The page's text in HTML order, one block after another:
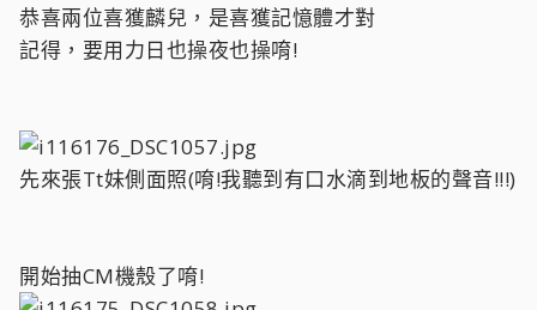
恭喜兩位喜獲麟兒，是喜獲記憶體才對
記得，要用力日也操夜也操唷!
先來張Tt妹側面照(唷!我聽到有口水滴到地板的聲音!!!)
開始抽CM機殼了唷!